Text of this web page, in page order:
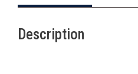
Description